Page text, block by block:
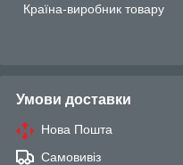
Країна-виробник товару
Умови доставки
Нова Пошта
Самовивіз